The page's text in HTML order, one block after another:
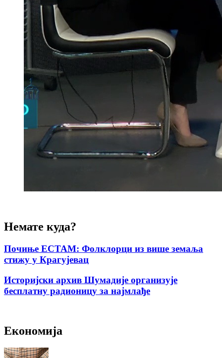
Немате куда?
Почиње ЕСТАМ: Фолклорци из више земаља
стижу у Крагујевац
Историјски архив Шумадије организује
бесплатну радионицу за најмлађе
Економија